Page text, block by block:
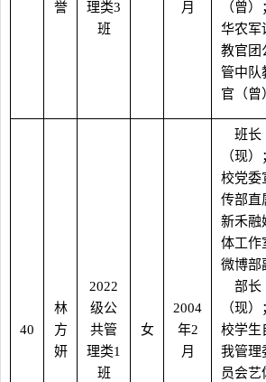
誉
理类3
班
月
（曾）
华农军
教官团
管中队
官（曾
40
林
方
妍
2022
级公
共管
理类1
班
女
2004
年2
月
班长
（现）
校党委
传部直
新禾融
体工作
微博部
部长
（现）
校学生
我管理
员会艺